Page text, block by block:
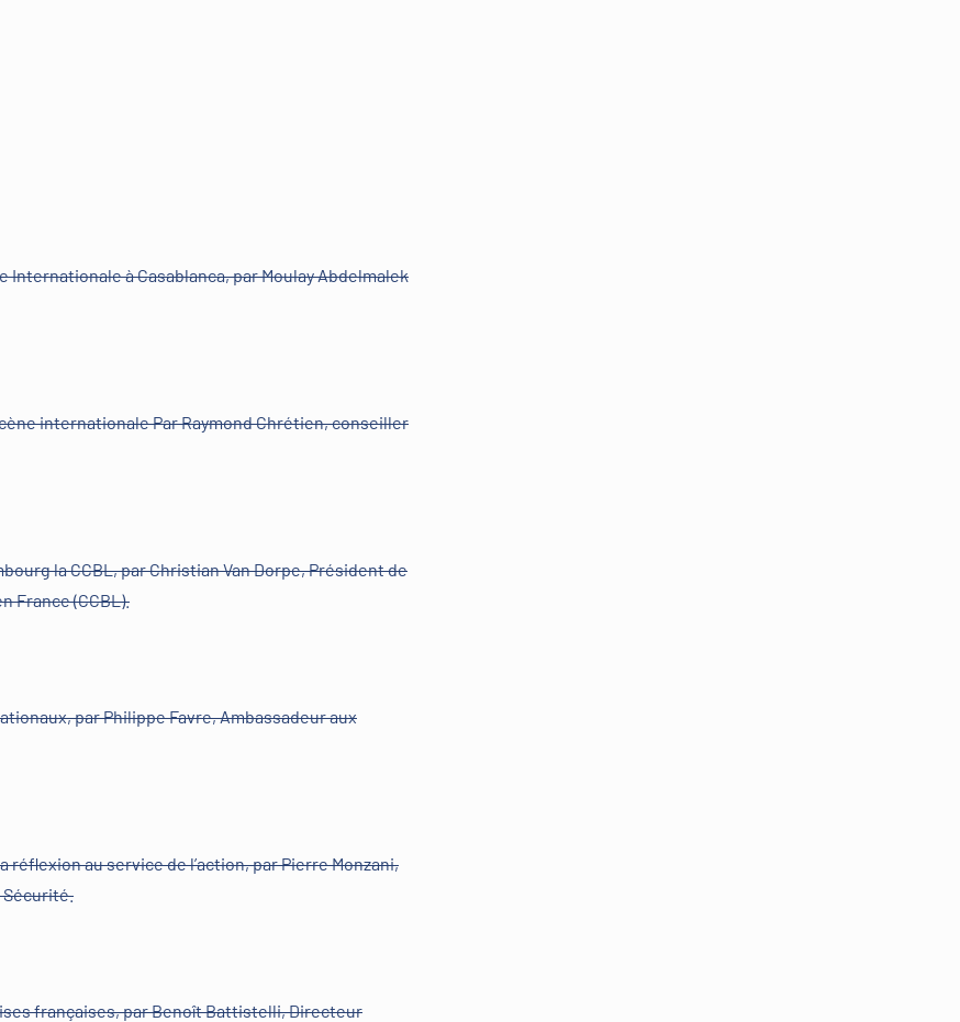
Internationale à Casablanca, par Moulay Abdelmalek
internationale Par Raymond Chrétien, conseiller
la CCBL, par Christian Van Dorpe, Président de
France (CCBL).
par Philippe Favre, Ambassadeur aux
au service de l’action, par Pierre Monzani,
Sécurité.
françaises, par Benoît Battistelli, Directeur